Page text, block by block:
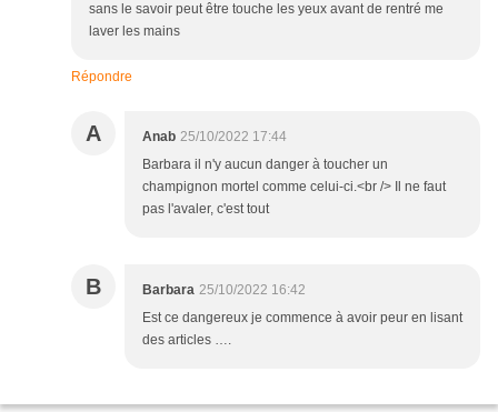
sans le savoir peut être touche les yeux avant de rentré me
laver les mains
Répondre
A Anab 25/10/2022 17:44
Barbara il n'y aucun danger à toucher un
champignon mortel comme celui-ci.<br /> Il ne faut
pas l'avaler, c'est tout
B Barbara 25/10/2022 16:42
Est ce dangereux je commence à avoir peur en lisant
des articles ….